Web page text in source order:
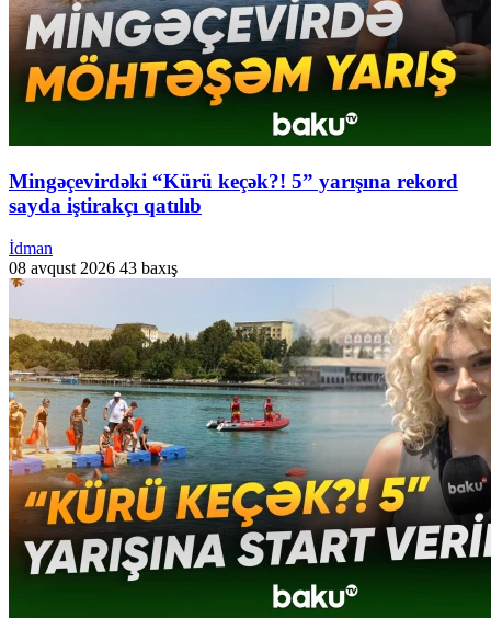
Mingəçevirdəki “Kürü keçək?! 5” yarışına rekord
sayda iştirakçı qatılıb
İdman
08 avqust 2026 43 baxış